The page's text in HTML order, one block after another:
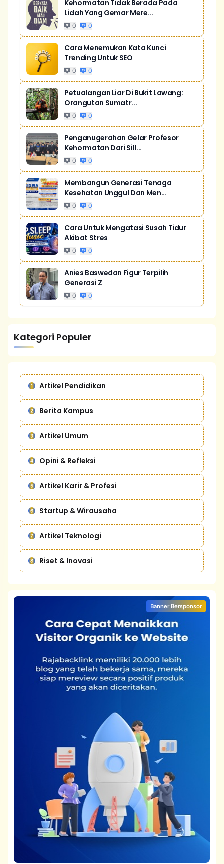
Kehormatan Tidak Berada Pada
Lidah Yang Gemar Mere...
0 0
Cara Menemukan Kata Kunci
Trending Untuk SEO
0 0
Petualangan Liar Di Bukit Lawang:
Orangutan Sumatr...
0 0
Penganugerahan Gelar Profesor
Kehormatan Dari Sill...
0 0
Membangun Generasi Tenaga
Kesehatan Unggul Dan Men...
0 0
Cara Untuk Mengatasi Susah Tidur
Akibat Stres
0 0
Anies Baswedan Figur Terpilih
Generasi Z
0 0
Kategori Populer
Artikel Pendidikan
Berita Kampus
Artikel Umum
Opini & Refleksi
Artikel Karir & Profesi
Startup & Wirausaha
Artikel Teknologi
Riset & Inovasi
Banner Bersponsor